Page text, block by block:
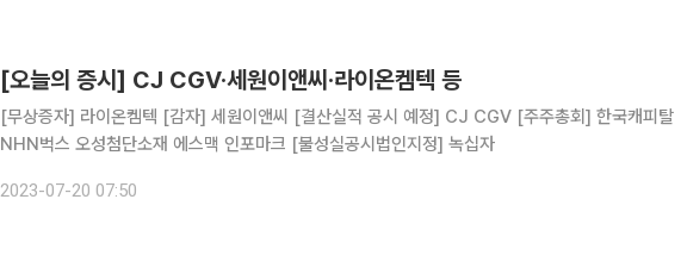
[오늘의 증시] CJ CGV·세원이앤씨·라이온켐텍 등
[무상증자] 라이온켐텍 [감자] 세원이앤씨 [결산실적 공시 예정] CJ CGV [주주총회] 한국캐피탈
NHN벅스 오성첨단소재 에스맥 인포마크 [불성실공시법인지정] 녹십자
2023-07-20 07:50